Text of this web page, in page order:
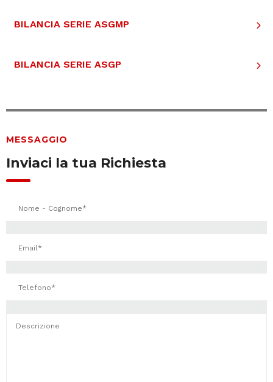
BILANCIA SERIE ASGMP
BILANCIA SERIE ASGP
MESSAGGIO
Inviaci la tua Richiesta